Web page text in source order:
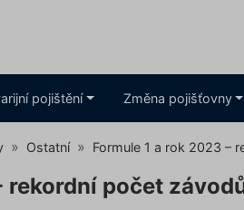
pojištění Změna pojišťovny
Ostatní Formule 1 a rok 2023 –
rekordní počet